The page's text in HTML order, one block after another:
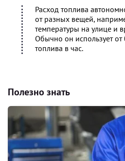
Расход топлива
от разных вещей,
температуры на улице и
Обычно он использует
топлива в час.
Полезно знать